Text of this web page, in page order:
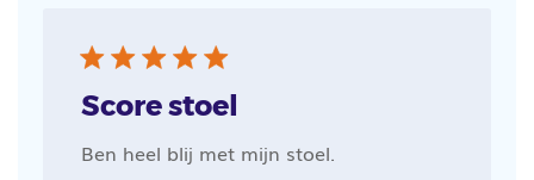
Score stoel
Ben heel blij met mijn stoel.